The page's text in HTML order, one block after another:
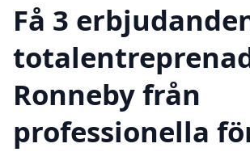
Få 3
Ronneby från
professionella